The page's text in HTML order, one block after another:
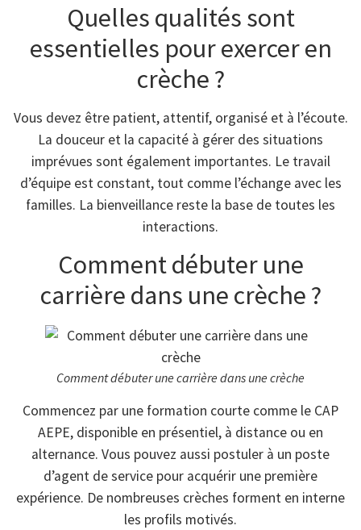
Quelles qualités sont
essentielles pour exercer en
crèche ?
Vous devez être patient, attentif, organisé et à l’écoute.
La douceur et la capacité à gérer des situations
imprévues sont également importantes. Le travail
d’équipe est constant, tout comme l’échange avec les
familles. La bienveillance reste la base de toutes les
interactions.
Comment débuter une
carrière dans une crèche ?
Comment débuter une carrière dans une crèche
Commencez par une formation courte comme le CAP
AEPE, disponible en présentiel, à distance ou en
alternance. Vous pouvez aussi postuler à un poste
d’agent de service pour acquérir une première
expérience. De nombreuses crèches forment en interne
les profils motivés.